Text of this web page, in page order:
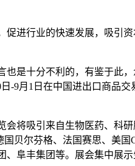
进行业的快速发展，吸引
是十分不利的，有鉴于此
-9月1日在中国进出口商品
将吸引来自生物医药、科
国贝尔芬格、法国赛思、美国
阜丰集团等。展会集中展